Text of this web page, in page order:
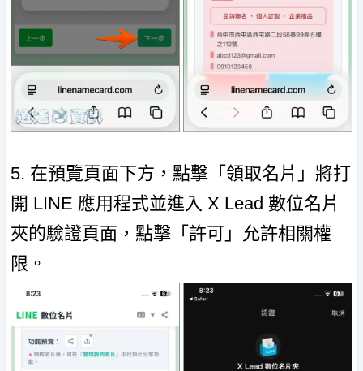
5. 在預覽頁面下方，點擊「領取名片」將打
開 LINE 應用程式並進入 X Lead 數位名片
夾的驗證頁面，點擊「許可」允許相關權
限。